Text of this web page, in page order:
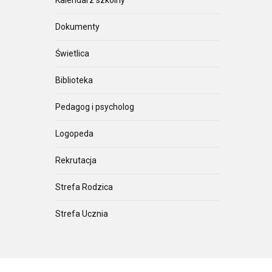
Dokumenty
Świetlica
Biblioteka
Pedagog i psycholog
Logopeda
Rekrutacja
Strefa Rodzica
Strefa Ucznia